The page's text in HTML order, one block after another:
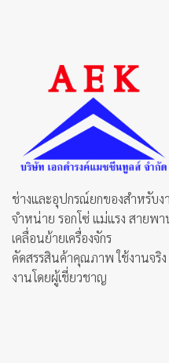
may
be
chosen
on
product
ช่างและอุปกรณ์ยกของสำหรับง
จำหน่าย รอกโซ่ แม่แรง สายพ
เคลื่อนย้ายเครื่องจักร
คัดสรรสินค้าคุณภาพ ใช้งานจริ
งานโดยผู้เชี่ยวชาญ